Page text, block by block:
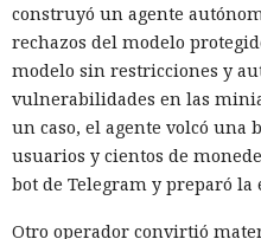
construyó un agente
rechazos del modelo
modelo sin restricciones y
vulnerabilidades en las
un caso, el agente volcó una
usuarios y cientos de
bot de Telegram y preparó la
Otro operador convirtió